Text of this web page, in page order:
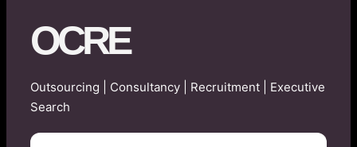
OCRE
Outsourcing | Consultancy | Recruitment | Executive
Search